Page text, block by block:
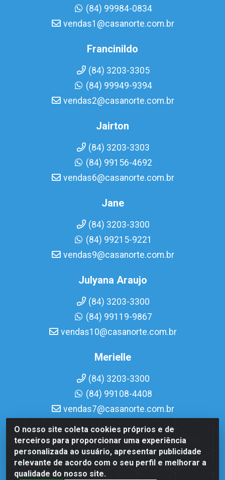
O nosso site coleta cookies próprios e de
terceiros para proporcionar uma experiência
personalizada ao usuário, apresentar publicidade
relevante de acordo com o seu perfil e melhorar a
qualidade do nosso site.
(84) 99984-0834
vendas1@casanorte.com.br
Francinildo
(84) 3203-3305
(84) 99949-9394
vendas2@casanorte.com.br
Jairton
(84) 3203-3303
(84) 99156-4692
vendas6@casanorte.com.br
Jane
(84) 3203-3300
(84) 99215-9221
vendas9@casanorte.com.br
Julyana Araujo
(84) 3203-3300
(84) 99119-9867
vendas10@casanorte.com.br
Merielle
(84) 3203-3300
(84) 99108-4408
vendas7@casanorte.com.br
Casa Norte LTDA - Av. Interventor Mário Câmara, 1815 -
Dix-Sept Rosado, Natal/RN - CEP 59054-600 - CNPJ
08.713.513/0001-51